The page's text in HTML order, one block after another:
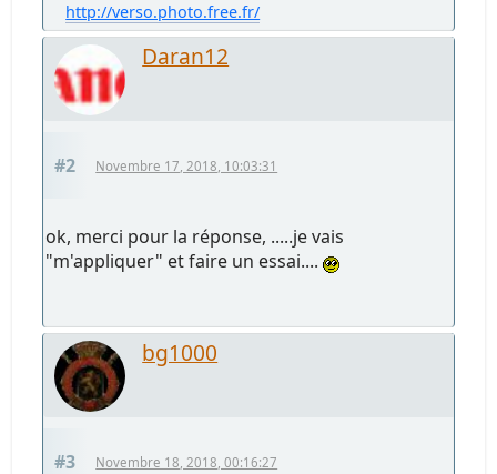
http://verso.photo.free.fr/
Daran12
#2 Novembre 17, 2018, 10:03:31
ok, merci pour la réponse, .....je vais
"m'appliquer" et faire un essai....
bg1000
#3 Novembre 18, 2018, 00:16:27